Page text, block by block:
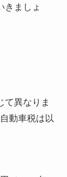
きましょ
て異なりま
動車税は以